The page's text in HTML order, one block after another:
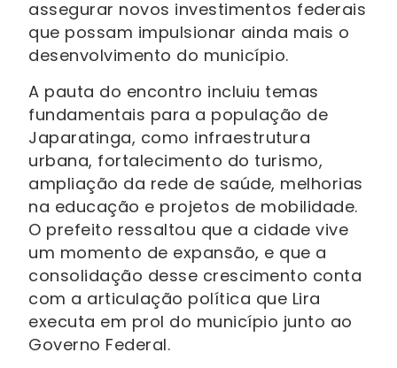
assegurar novos investimentos federais
que possam impulsionar ainda mais o
desenvolvimento do município.
A pauta do encontro incluiu temas
fundamentais para a população de
Japaratinga, como infraestrutura
urbana, fortalecimento do turismo,
ampliação da rede de saúde, melhorias
na educação e projetos de mobilidade.
O prefeito ressaltou que a cidade vive
um momento de expansão, e que a
consolidação desse crescimento conta
com a articulação política que Lira
executa em prol do município junto ao
Governo Federal.